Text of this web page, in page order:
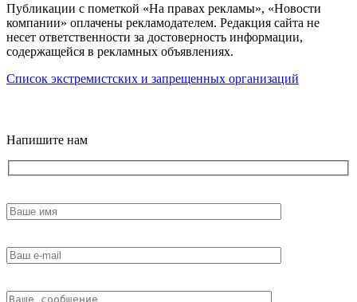
Публикации с пометкой «На правах рекламы», «Новости
компании» оплачены рекламодателем. Редакция сайта не
несет ответственности за достоверность информации,
содержащейся в рекламных объявлениях.
Список экстремистских и запрещенных организаций
Напишите нам